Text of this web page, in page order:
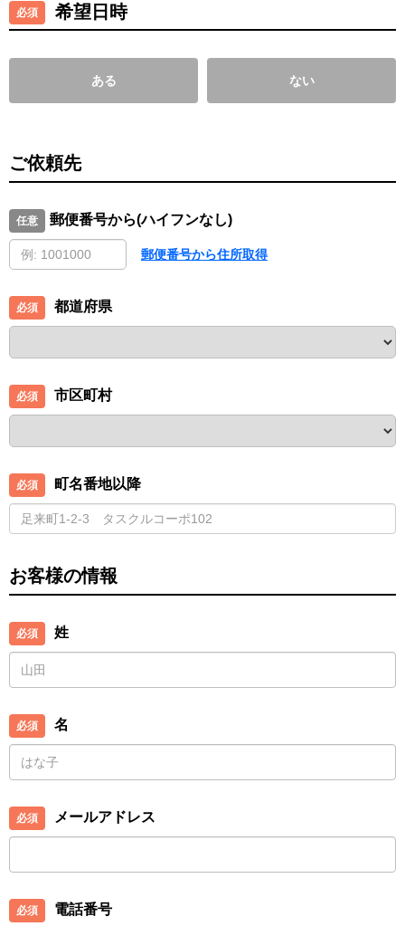
希望日時
ある ない
ご依頼先
郵便番号から(ハイフンなし)
郵便番号から住所取得
都道府県
市区町村
町名番地以降
お客様の情報
姓
名
メールアドレス
電話番号